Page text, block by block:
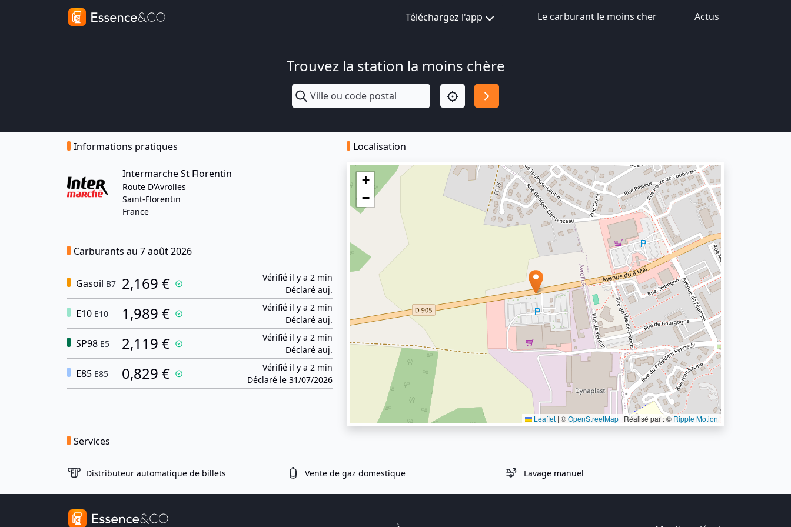
Téléchargez l'app Le carburant le moins cher Actus
Trouvez la station la moins chère
Informations pratiques
Intermarche St Florentin
Route D'Avrolles
Saint-Florentin
France
Carburants au 7 août 2026
Gasoil B7 2,169 €
Vérifié il y a 2 min
Déclaré auj.
E10 E10 1,989 €
Vérifié il y a 2 min
Déclaré auj.
SP98 E5 2,119 €
Vérifié il y a 2 min
Déclaré auj.
E85 E85 0,829 €
Vérifié il y a 2 min
Déclaré le 31/07/2026
Localisation
+
−
Leaflet | ©OpenStreetMap | Réalisé par : © Ripple Motion
Services
Distributeur automatique de billets Vente de gaz domestique Lavage manuel